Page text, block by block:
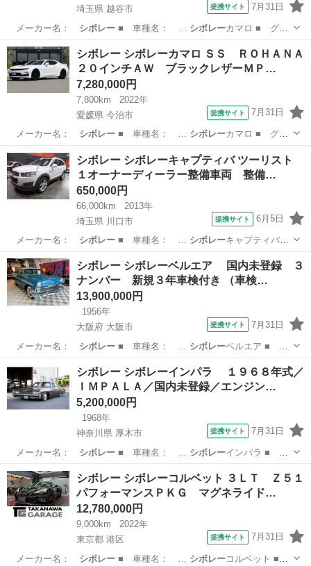
埼玉県 越谷市
提携サイト 7月31日
メーカー名： シボレー■ 車種名： … シボレーカマロ ■ グ
レ…
埼玉 越谷市 その他
シボレー シボレーカマロ ＳＳ ＲＯＨＡＮＡ
２０インチＡＷ ブラックレザーＭＰ…
7,280,000円
7,800km
2022年
愛媛県 今治市
提携サイト 7月31日
メーカー名： シボレー■ 車種名： … シボレーカマロ ■ グ
レ…
愛媛 今治市 その他
シボレー シボレーキャプティバ ツーリスト
１オーナーディーラー整備車両 整備…
650,000円
66,000km
2013年
埼玉県 川口市
提携サイト 6月5日
メーカー名： シボレー■ 車種名： … シボレーキャプティバ
■…埼玉 川口市 その他
シボレー シボレーベルエア 国内未登録 ３
ナンバー 新規３年車検付き （車検…
13,900,000円
1956年
大阪府 大阪市
提携サイト 7月31日
メーカー名： シボレー■ 車種名： … シボレーベルエア ■
グ…
大阪 大阪市 その他
シボレー シボレーインパラ １９６８年式／
ＩＭＰＡＬＡ／国内未登録／エンジン…
5,200,000円
1968年
神奈川県 厚木市
提携サイト 7月31日
メーカー名： シボレー■ 車種名： … シボレーインパラ ■
グ…
神奈川 厚木市 その他
シボレー シボレーコルベット ３ＬＴ Ｚ５１
パフォーマンスＰＫＧ マグネライド…
12,780,000円
9,000km
2022年
東京都 港区
提携サイト 7月31日
メーカー名： シボレー■ 車種名： … シボレーコルベット ■